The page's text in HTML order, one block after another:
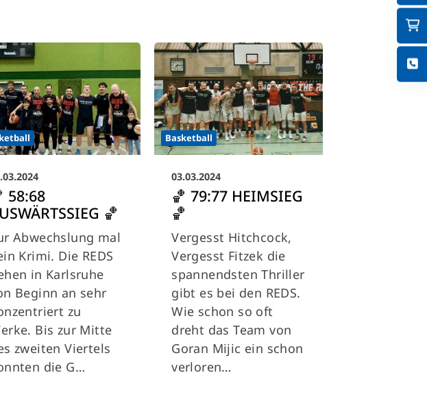
58:68
🏀
Abwechslung mal
Krimi. Die REDS
in Karlsruhe
Beginn an sehr
zu
Bis zur Mitte
zweiten Viertels
die G…
Basketball
03.03.2024
🏀 79:77 HEIMSIEG
🏀
Vergesst Hitchcock,
Vergesst Fitzek die
spannendsten Thriller
gibt es bei den REDS.
Wie schon so oft
dreht das Team von
Goran Mijic ein schon
verloren…